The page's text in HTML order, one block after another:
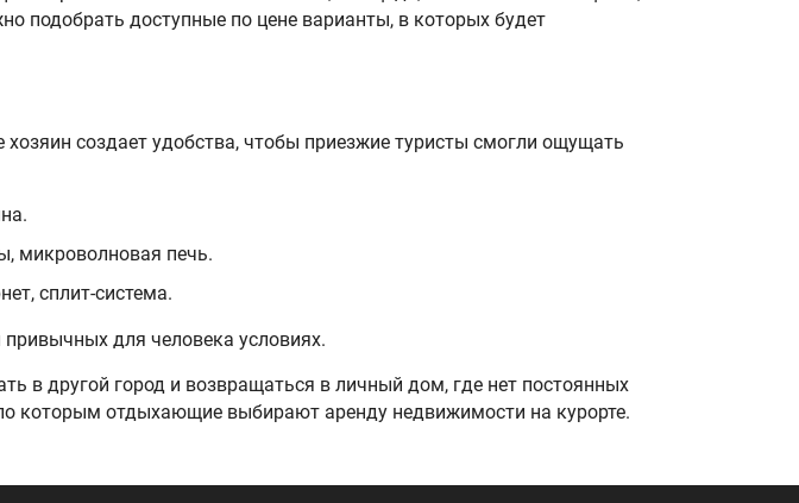
подобрать доступные по цене варианты, в которых будет
создает удобства, чтобы приезжие туристы смогли ощущать
микроволновая печь.
сплит-система.
для человека условиях.
в другой город и возвращаться в личный дом, где нет постоянных
которым отдыхающие выбирают аренду недвижимости на курорте.